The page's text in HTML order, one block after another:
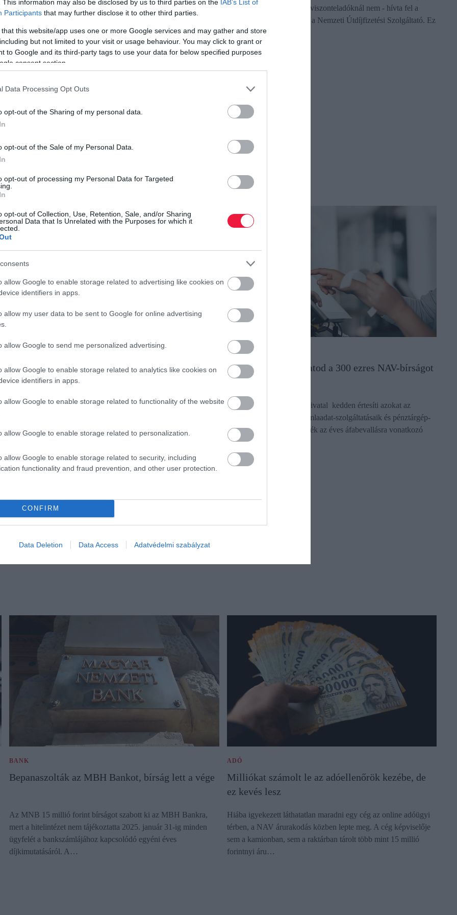
This information may also be disclosed by us to third parties on the IAB’s List of
Participants that may further disclose it to other third parties.
that this website/app uses one or more Google services and may gather and store
but not limited to your visit or usage behaviour. You may click to grant or
to Google and its third-party tags to use your data for below specified purposes
consent section.
Data Processing Opt Outs
opt-out of the Sharing of my personal data.
opt-out of the Sale of my Personal Data.
opt-out of processing my Personal Data for Targeted
opt-out of Collection, Use, Retention, Sale, and/or Sharing
Data that Is Unrelated with the Purposes for which it
allow Google to enable storage related to advertising like cookies on
identifiers in apps.
allow my user data to be sent to Google for online advertising
allow Google to send me personalized advertising.
allow Google to enable storage related to analytics like cookies on
identifiers in apps.
allow Google to enable storage related to functionality of the website
allow Google to enable storage related to personalization.
allow Google to enable storage related to security, including
functionality and fraud prevention, and other user protection.
CONFIRM
Data Deletion Data Access Adatvédelmi szabályzat
egyszerűsödött mára, mégis sok adózó követ el olyan hibákat,
összegyűjtötte a…
autópálya-matricát venni, viszonteladóknál nem - hívta fel a
figyelmet közleményében a Nemzeti Útdíjfizetési Szolgáltató. Ez
azoknak…
Elég volt egy levél, és máris 400 millió folyt be a
NAV-hoz
A korábbinál szélesebb körben folytatódtak az online számla- és
adategyeztetési eljárások, a 200 céget megszólító kampány
ADÓ
Most még megúszhatod a 300 ezres NAV-bírságot
és a vizsgálatot
A Nemzeti Adó- és Vámhivatal kedden értesíti azokat az
adózókat, akik online számlaadat-szolgáltatásaik és pénztárgép-
adataik alapján idén átlépték az éves áfabevallásra vonatkozó
értékhatárt…
BANK
Bepanaszolták az MBH Bankot, bírság lett a vége
Az MNB 15 millió forint bírságot szabott ki az MBH Bankra,
mert a hitelintézet nem tájékoztatta 2025. január 31-ig minden
ügyfelét a bankszámlájához kapcsolódó egyéni éves
díjkimutatásáról. A…
ADÓ
Milliókat számolt le az adóellenőrök kezébe, de
ez kevés lesz
Hiába igyekezett láthatatlan maradni egy cég az online adóügyi
térben, a NAV árurakodás közben lepte meg. A cég képviselője
sem a kamionban, sem a raktárban tárolt több mint 15 millió
forintnyi áru…